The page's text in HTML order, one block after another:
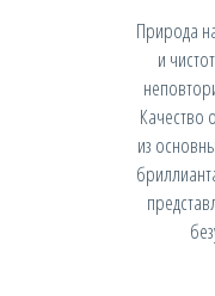
Природа
и
Качество
из